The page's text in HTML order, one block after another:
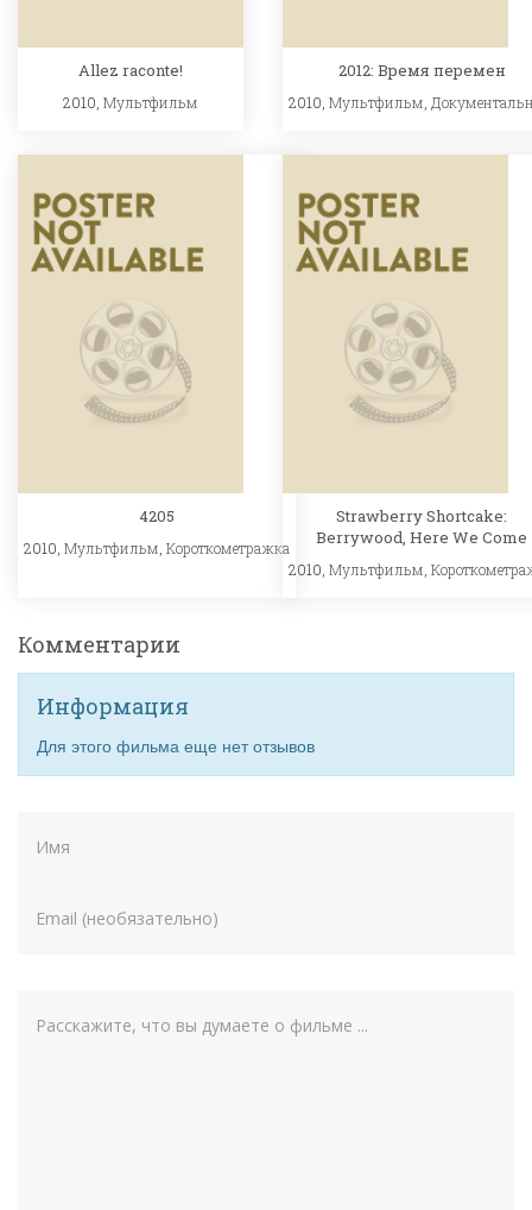
Allez raconte!
2010, Мультфильм
2012: Время перемен
2010,Мультфильм
4205
2010, Мультфильм Короткометражка
Strawberry Shortcake:
Berrywood, Here We Come
2010,Мультфильм ,
Комментарии
Информация
Для этого фильма еще нет отзывов